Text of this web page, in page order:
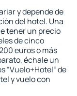
y depende de
del hotel. Una
tener un precio
de cinco
euros o más
échale un
“Vuelo+Hotel“ de
y vuelo con